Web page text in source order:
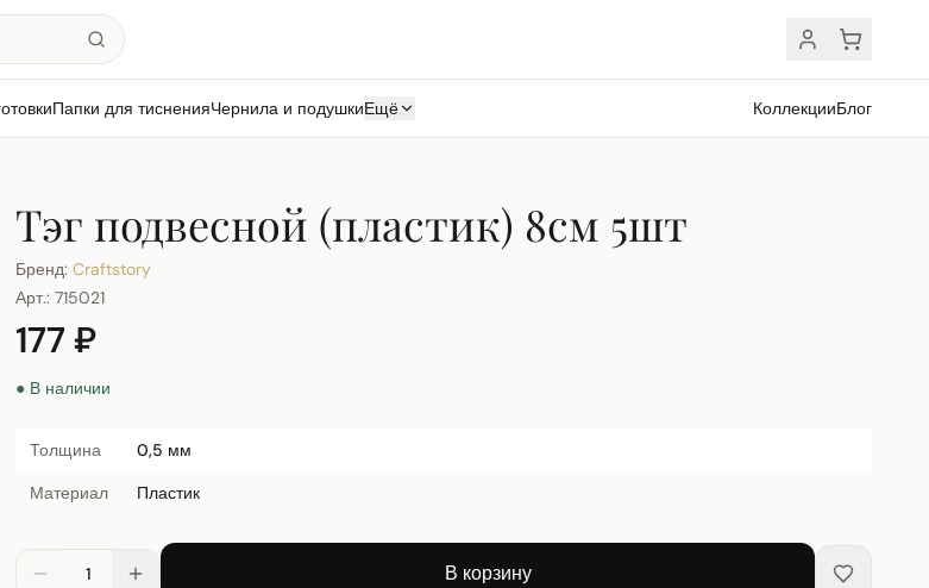
Папки для тисненияЧернила и подушкиЕщё КоллекцииБлог
Тэг подвесной (пластик) 8см 5шт
Бренд: Craftstory
Арт.: 715021
177 ₽
● В наличии
Толщина
0,5 мм
Материал
Пластик
1 В корзину